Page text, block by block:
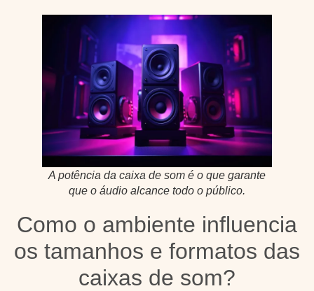
A potência da caixa de som é o que garante
que o áudio alcance todo o público.
Como o ambiente influencia
os tamanhos e formatos das
caixas de som?